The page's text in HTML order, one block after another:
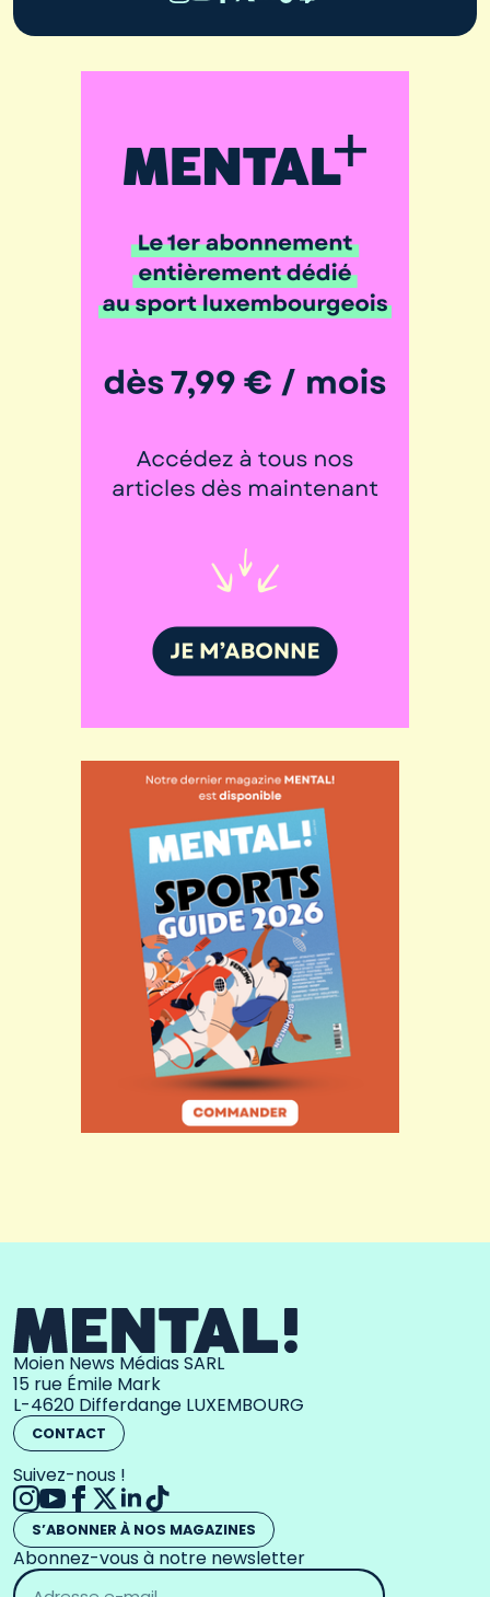
Moien News Médias SARL
15 rue Émile Mark
L-4620 Differdange LUXEMBOURG
CONTACT
Suivez-nous !
S’ABONNER À NOS MAGAZINES
Abonnez-vous à notre newsletter
Adresse